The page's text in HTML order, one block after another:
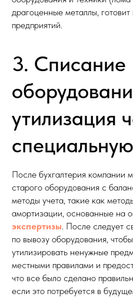
драгоценные металлы,
предприятий.
3. Списание
утилизация
После бухгалтерия компании
старого оборудования с
методы учета, такие как
амортизации, основанные на
экспертизы . После следует
по вывозу оборудования,
утилизировать ненужные
местными правилами и
что все было сделано
если это потребуется в